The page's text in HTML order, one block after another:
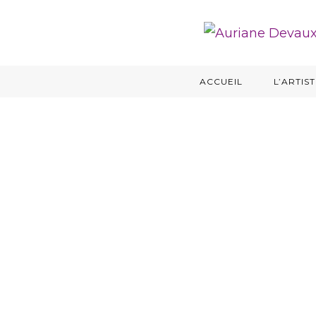
ACCUEIL